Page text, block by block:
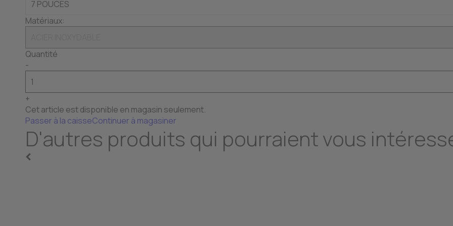
Matériaux:
Quantité
-
+
Cet article est disponible en magasin seulement.
Passer à la caisseContinuer à magasiner
D'autres produits qui pourraient vous